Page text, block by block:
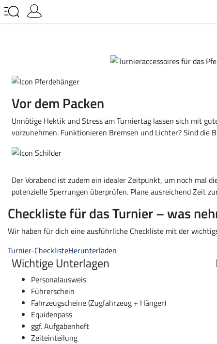
Vor dem Packen
Unnötige Hektik und Stress am Turniertag lassen sich mit
vorzunehmen. Funktionieren Bremsen und Lichter? Sind die
Der Vorabend ist zudem ein idealer Zeitpunkt, um noch mal
potenzielle Sperrungen überprüfen. Plane ausreichend Zeit
Checkliste für das Turnier – was
Wir haben für dich eine ausführliche Checkliste mit der
Turnier-ChecklisteHerunterladen
Wichtige Unterlagen
Personalausweis
Führerschein
Fahrzeugscheine (Zugfahrzeug + Hänger)
Equidenpass
ggf. Aufgabenheft
Zeiteinteilung